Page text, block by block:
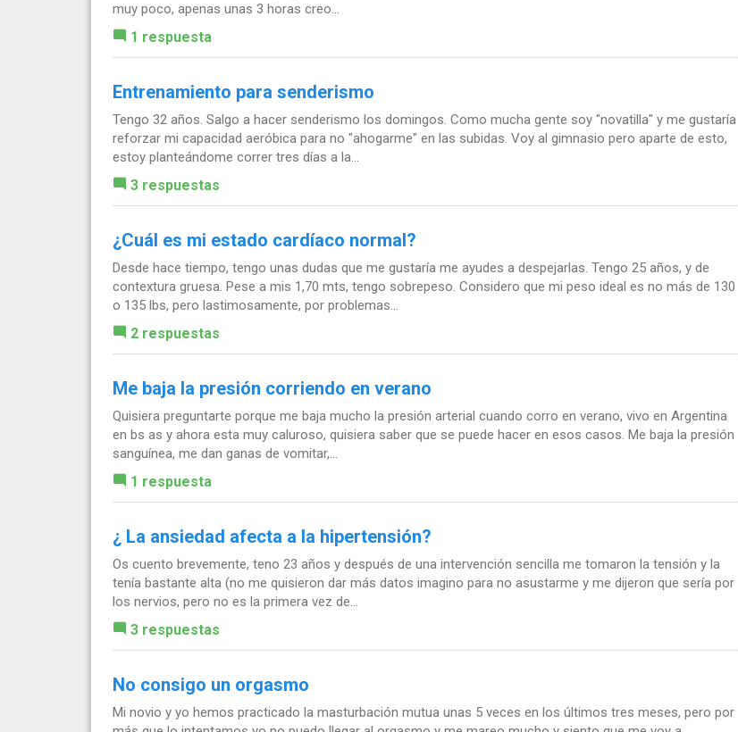
muy poco, apenas unas 3 horas creo...
1 respuesta
Entrenamiento para senderismo
Tengo 32 años. Salgo a hacer senderismo los domingos. Como mucha gente soy "novatilla" y me gustaría
reforzar mi capacidad aeróbica para no "ahogarme" en las subidas. Voy al gimnasio pero aparte de esto,
estoy planteándome correr tres días a la...
3 respuestas
¿Cuál es mi estado cardíaco normal?
Desde hace tiempo, tengo unas dudas que me gustaría me ayudes a despejarlas. Tengo 25 años, y de
contextura gruesa. Pese a mis 1,70 mts, tengo sobrepeso. Considero que mi peso ideal es no más de 130
o 135 lbs, pero lastimosamente, por problemas...
2 respuestas
Me baja la presión corriendo en verano
Quisiera preguntarte porque me baja mucho la presión arterial cuando corro en verano, vivo en Argentina
en bs as y ahora esta muy caluroso, quisiera saber que se puede hacer en esos casos. Me baja la presión
sanguínea, me dan ganas de vomitar,...
1 respuesta
¿ La ansiedad afecta a la hipertensión?
Os cuento brevemente, teno 23 años y después de una intervención sencilla me tomaron la tensión y la
tenía bastante alta (no me quisieron dar más datos imagino para no asustarme y me dijeron que sería por
los nervios, pero no es la primera vez de...
3 respuestas
No consigo un orgasmo
Mi novio y yo hemos practicado la masturbación mutua unas 5 veces en los últimos tres meses, pero por